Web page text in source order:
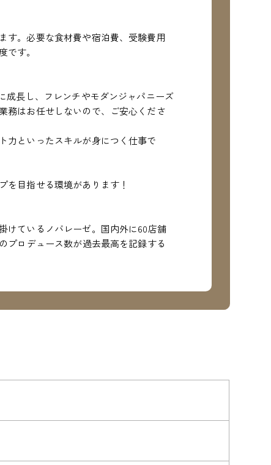
す。必要な食材費や宿泊費、受験費用
す。
成長し、フレンチやモダンジャパニーズ
務はお任せしないので、ご安心くださ
力といったスキルが身につく仕事で
目指せる環境があります！
けているノバレーゼ。国内外に60店舗
プロデュース数が過去最高を記録する